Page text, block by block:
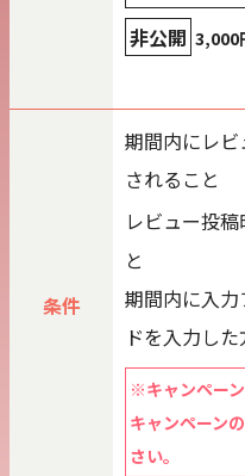
非公開 3,000
条件
期間内にレ
されること
レビュー投稿
と
期間内に入
ドを入力した
※キャンペー
キャンペーン
さい。